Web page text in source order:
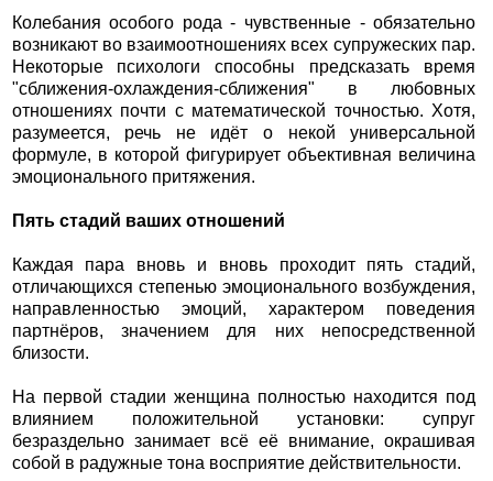
Колебания особого рода - чувственные - обязательно
возникают во взаимоотношениях всех супружеских пар.
Некоторые психологи способны предсказать время
"сближения-охлаждения-сближения" в любовных
отношениях почти с математической точностью. Хотя,
разумеется, речь не идёт о некой универсальной
формуле, в которой фигурирует объективная величина
эмоционального притяжения.
Пять стадий ваших отношений
Каждая пара вновь и вновь проходит пять стадий,
отличающихся степенью эмоционального возбуждения,
направленностью эмоций, характером поведения
партнёров, значением для них непосредственной
близости.
На первой стадии женщина полностью находится под
влиянием положительной установки: супруг
безраздельно занимает всё её внимание, окрашивая
собой в радужные тона восприятие действительности.